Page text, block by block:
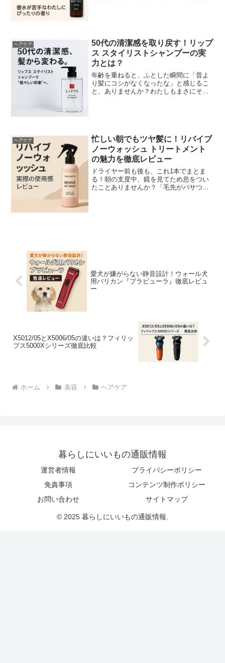
ヘアケア
50代の清潔感を取り戻す！リップ
ス スタイリストシャンプーの実
力とは？
年齢を重ねると、ふとした瞬間に「昔よ
り髪にコシがなくなったな」と感じるこ
と、ありませんか？わたしもまさにその
ヘアケア
忙しい朝でもツヤ髪に！リバイブ
ノーウォッシュ トリートメント
の魅力を徹底レビュー
ドライヤー前も後も、これ1本でまとま
る！朝の支度中、鏡を見てため息をつい
たことありませんか？「毛先がパサつい
愛犬が嫌がらない静音設計！ウォール犬
用バリカン『ブラビューラ』徹底レビュ
ー
X5012/05とX5006/05の違いは？フィリッ
プス5000Xシリーズ徹底比較
ホーム 美容 ヘアケア
暮らしにいいもの通販情報
運営者情報
プライバシーポリシー
免責事項
コンテンツ制作ポリシー
お問い合わせ
サイトマップ
© 2025 暮らしにいいもの通販情報.